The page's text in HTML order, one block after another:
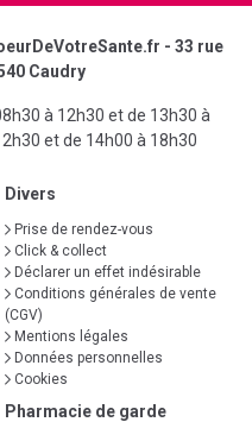
- 33 rue
Caudry
à 12h30 et de 13h30 à
et de 14h00 à 18h30
Divers
Prise de rendez-vous
Click & collect
Déclarer un effet indésirable
Conditions générales de vente
(CGV)
Mentions légales
Données personnelles
Cookies
Pharmacie de garde